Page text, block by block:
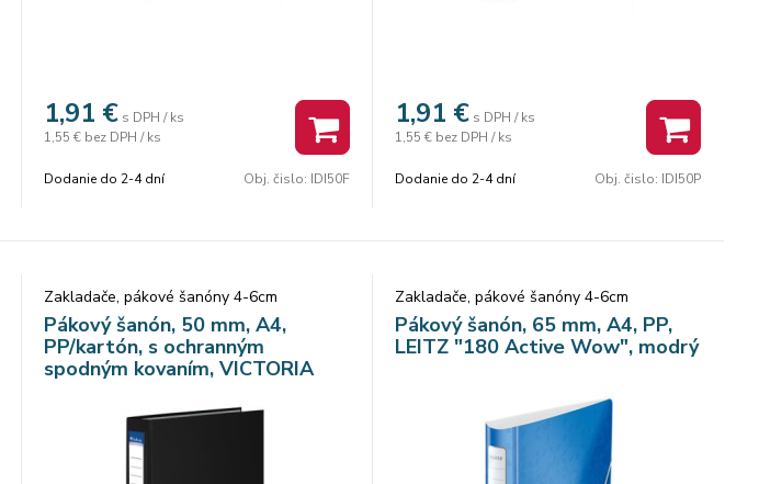
1,91 € s DPH / ks
1,55 € bez DPH / ks
Dodanie do 2-4 dní Obj. čislo: IDI50F
1,91 € s DPH / ks
1,55 € bez DPH / ks
Dodanie do 2-4 dní Obj. čislo: IDI50P
Zakladače, pákové šanóny 4-6cm
Pákový šanón, 50 mm, A4,
PP/kartón, s ochranným
spodným kovaním, VICTORIA
Zakladače, pákové šanóny 4-6cm
Pákový šanón, 65 mm, A4, PP,
LEITZ "180 Active Wow", modrý